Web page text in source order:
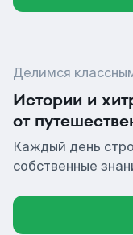
Делимся
Истории и
от
Каждый день
собственные